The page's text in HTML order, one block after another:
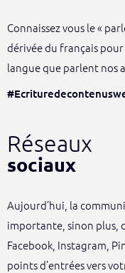
Connaissez vous le «
dérivée du français
langue que parlent nos
Réseaux
sociaux
Aujourd’hui, la
importante, sinon plus,
Facebook, Instagram,
points d’entrées vers